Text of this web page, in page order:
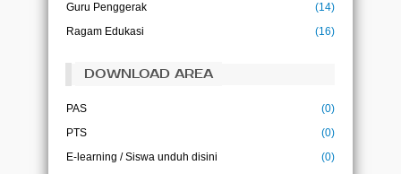
tanpa ilmu adalah kesia-siaan
Guru Penggerak
(14)
Ragam Edukasi
(16)
DOWNLOAD AREA
PAS
(0)
PTS
(0)
E-learning / Siswa unduh disini
(0)